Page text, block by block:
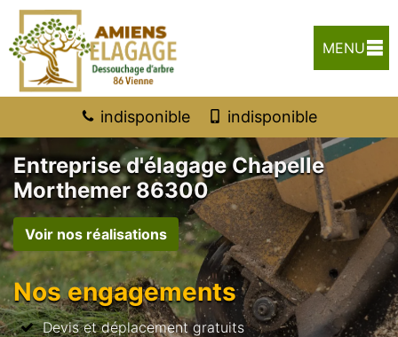
MENU
indisponible indisponible
Entreprise d'élagage Chapelle
Morthemer 86300
Voir nos réalisations
Nos engagements
Devis et déplacement gratuits